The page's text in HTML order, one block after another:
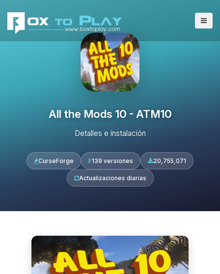
All the Mods 10 - ATM10
Detalles e instalación
CurseForge 139 versiones 20,755,071
Actualizaciones diarias